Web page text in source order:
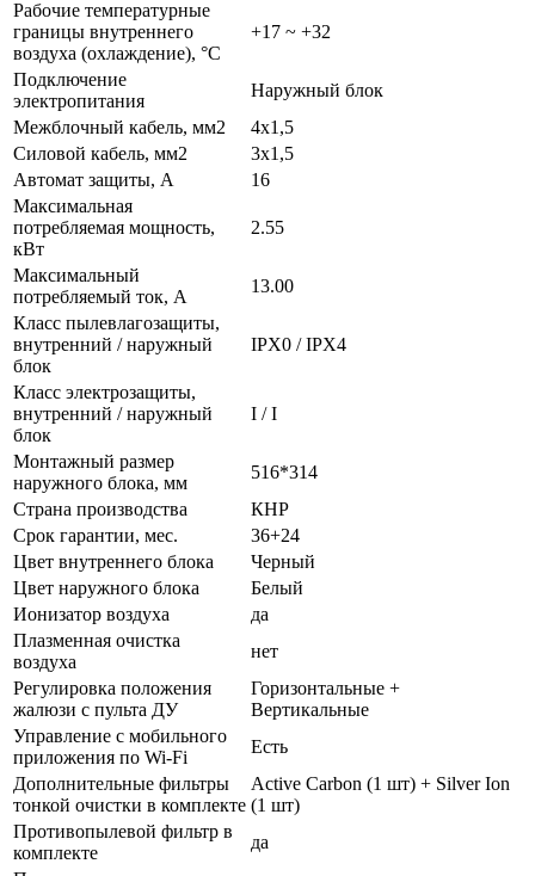
Рабочие температурные
границы внутреннего
воздуха (охлаждение), °C
+17 ~ +32
Подключение
электропитания
Наружный блок
Межблочный кабель, мм2
4x1,5
Силовой кабель, мм2
3x1,5
Автомат защиты, А
16
Максимальная
потребляемая мощность,
кВт
2.55
Максимальный
потребляемый ток, А
13.00
Класс пылевлагозащиты,
внутренний / наружный
блок
IPX0 / IPX4
Класс электрозащиты,
внутренний / наружный
блок
I / I
Монтажный размер
наружного блока, мм
516*314
Страна производства
КНР
Срок гарантии, мес.
36+24
Цвет внутреннего блока
Черный
Цвет наружного блока
Белый
Ионизатор воздуха
да
Плазменная очистка
воздуха
нет
Регулировка положения
жалюзи с пульта ДУ
Горизонтальные +
Вертикальные
Управление c мобильного
приложения по Wi-Fi
Есть
Дополнительные фильтры
тонкой очистки в комплекте
Active Carbon (1 шт) + Silver Ion
(1 шт)
Противопылевой фильтр в
комплекте
да